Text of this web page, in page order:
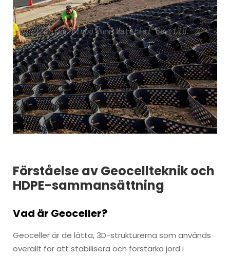
Förståelse av Geocellteknik och
HDPE-sammansättning
Vad är Geoceller?
Geoceller är de lätta, 3D-strukturerna som används
överallt för att stabilisera och förstärka jord i